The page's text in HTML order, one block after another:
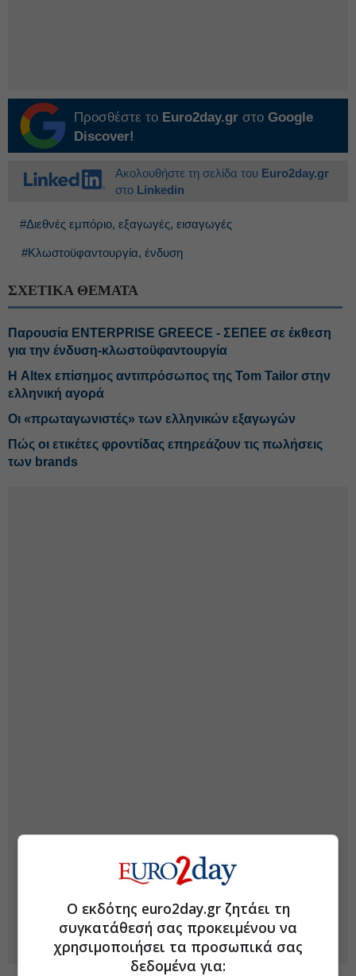
Προσθέστε το Euro2day.gr στο Google
Discover!
Ακολουθήστε τη σελίδα του Euro2day.gr
στο Linkedin
#Διεθνές εμπόριο, εξαγωγές, εισαγωγές
#Κλωστοϋφαντουργία, ένδυση
ΣΧΕΤΙΚΑ ΘΕΜΑΤΑ
Παρουσία ENTERPRISE GREECE - ΣΕΠΕΕ σε έκθεση
για την ένδυση-κλωστοϋφαντουργία
Η Altex επίσημος αντιπρόσωπος της Tom Tailor στην
ελληνική αγορά
Οι «πρωταγωνιστές» των ελληνικών εξαγωγών
Πώς οι ετικέτες φροντίδας επηρεάζουν τις πωλήσεις
των brands
Ο εκδότης euro2day.gr ζητάει τη
συγκατάθεσή σας προκειμένου να
χρησιμοποιήσει τα προσωπικά σας
δεδομένα για: